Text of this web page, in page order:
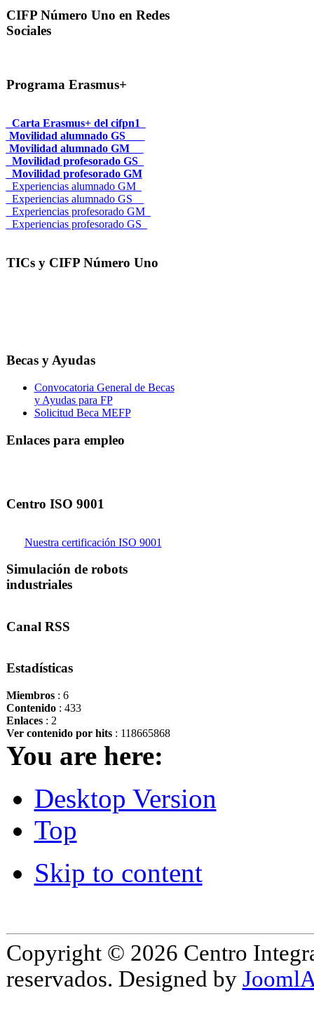
CIFP Número Uno en Redes
Sociales
Programa Erasmus+
_Carta Erasmus+ del cifpn1
Movilidad alumnado GS___
Movilidad alumnado GM__
_Movilidad profesorado GS_
_Movilidad profesorado GM
_Experiencias alumnado GM_
_Experiencias alumnado GS__
_Experiencias profesorado GM_
_Experiencias profesorado GS_
TICs y CIFP Número Uno
Becas y Ayudas
Convocatoria General de Becas
y Ayudas para FP
Solicitud Beca MEFP
Enlaces para empleo
Centro ISO 9001
Nuestra certificación ISO 9001
Simulación de robots
industriales
Canal RSS
Estadísticas
Miembros: 6
Contenido: 433
Enlaces: 2
Ver contenido por hits: 118665868
You are here:
Desktop Version
Top
Skip to content
Copyright © 2026 Centro
reservados. Designed by